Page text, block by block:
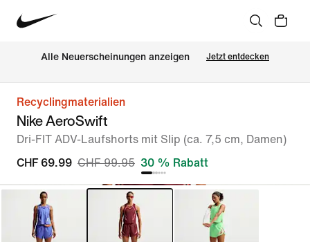
Alle Neuerscheinungen anzeigen Jetzt entdecken
Recyclingmaterialien
Nike AeroSwift
Dri-FIT ADV-Laufshorts mit Slip (ca. 7,5 cm, Damen)
CHF 69.99 CHF 99.95 30 % Rabatt